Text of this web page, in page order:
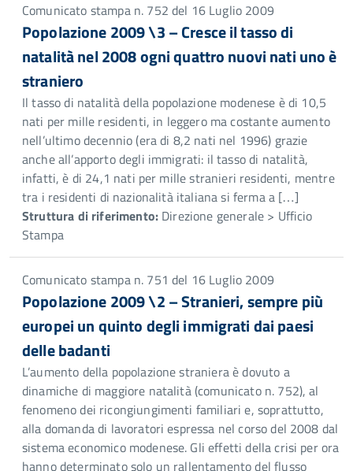
Comunicato stampa n. 752 del 16 Luglio 2009
Popolazione 2009 \3 – Cresce il tasso di
natalità nel 2008 ogni quattro nuovi nati uno è
straniero
Il tasso di natalità della popolazione modenese è di 10,5
nati per mille residenti, in leggero ma costante aumento
nell’ultimo decennio (era di 8,2 nati nel 1996) grazie
anche all’apporto degli immigrati: il tasso di natalità,
infatti, è di 24,1 nati per mille stranieri residenti, mentre
tra i residenti di nazionalità italiana si ferma a […]
Struttura di riferimento: Direzione generale > Ufficio
Stampa
Comunicato stampa n. 751 del 16 Luglio 2009
Popolazione 2009 \2 – Stranieri, sempre più
europei un quinto degli immigrati dai paesi
delle badanti
L’aumento della popolazione straniera è dovuto a
dinamiche di maggiore natalità (comunicato n. 752), al
fenomeno dei ricongiungimenti familiari e, soprattutto,
alla domanda di lavoratori espressa nel corso del 2008 dal
sistema economico modenese. Gli effetti della crisi per ora
hanno determinato solo un rallentamento del flusso